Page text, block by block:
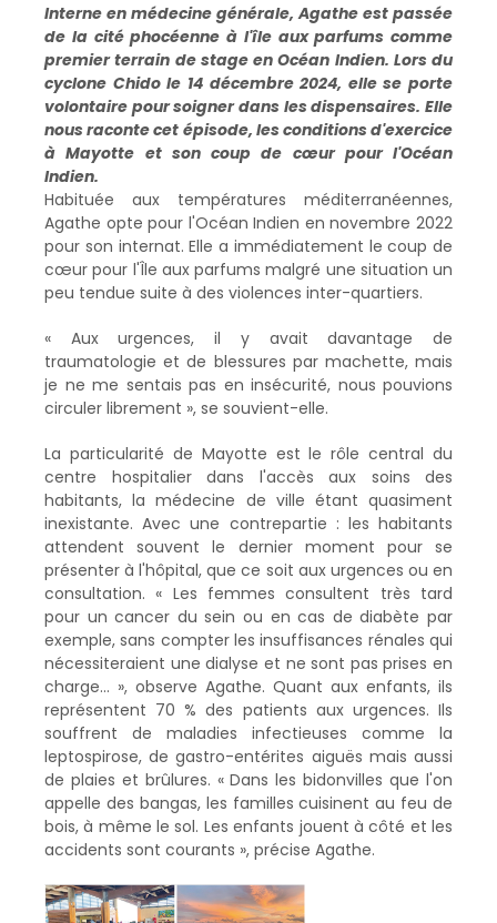
Interne en médecine générale, Agathe est passée
de la cité phocéenne à l'île aux parfums comme
premier terrain de stage en Océan Indien. Lors du
cyclone Chido le 14 décembre 2024, elle se porte
volontaire pour soigner dans les dispensaires. Elle
nous raconte cet épisode, les conditions d'exercice
à Mayotte et son coup de cœur pour l'Océan
Indien.
Habituée aux températures méditerranéennes,
Agathe opte pour l'Océan Indien en novembre 2022
pour son internat. Elle a immédiatement le coup de
cœur pour l'Île aux parfums malgré une situation un
peu tendue suite à des violences inter-quartiers.
« Aux urgences, il y avait davantage de
traumatologie et de blessures par machette, mais
je ne me sentais pas en insécurité, nous pouvions
circuler librement », se souvient-elle.
La particularité de Mayotte est le rôle central du
centre hospitalier dans l'accès aux soins des
habitants, la médecine de ville étant quasiment
inexistante. Avec une contrepartie : les habitants
attendent souvent le dernier moment pour se
présenter à l'hôpital, que ce soit aux urgences ou en
consultation. « Les femmes consultent très tard
pour un cancer du sein ou en cas de diabète par
exemple, sans compter les insuffisances rénales qui
nécessiteraient une dialyse et ne sont pas prises en
charge… », observe Agathe. Quant aux enfants, ils
représentent 70 % des patients aux urgences. Ils
souffrent de maladies infectieuses comme la
leptospirose, de gastro-entérites aiguës mais aussi
de plaies et brûlures. « Dans les bidonvilles que l'on
appelle des bangas, les familles cuisinent au feu de
bois, à même le sol. Les enfants jouent à côté et les
accidents sont courants », précise Agathe.